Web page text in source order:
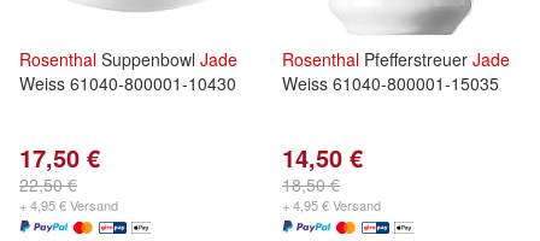
Rosenthal Suppenbowl Jade
Weiss 61040-800001-10430
17,50 €
22,50 €
+ 4,95 € Versand
Rosenthal Pfefferstreuer Jade
Weiss 61040-800001-15035
14,50 €
18,50 €
+ 4,95 € Versand